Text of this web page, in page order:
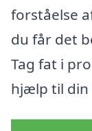
forståelse
du får det
Tag fat i
hjælp til din